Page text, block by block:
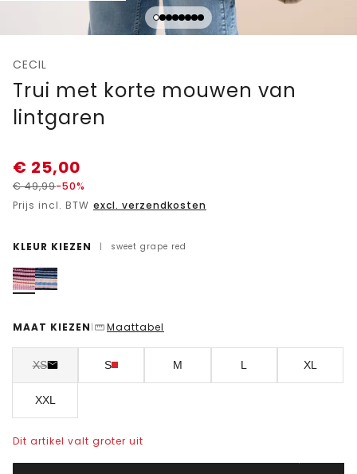
CECIL
Trui met korte mouwen van
lintgaren
€ 25,00
€49,99-50%
Prijs incl. BTW excl. verzendkosten
KLEUR KIEZEN | sweet grape red
MAAT KIEZEN | Maattabel
XS S M L XL
XXL
Dit artikel valt groter uit